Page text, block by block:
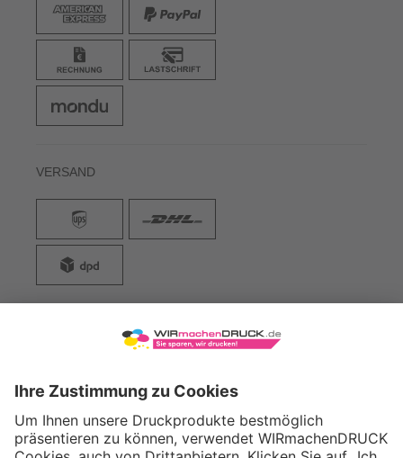
VERSAND
WIRmachenDRUCK GmbH
71522 Backnang
Tel.: +49 (0) 711 995 982 - 20
Fax: +49 (0) 711 995 982 - 21